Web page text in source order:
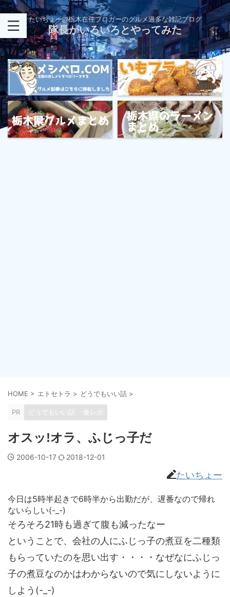
たいちょー@栃木在住ブロガーのグルメ過多な雑記ブログ
隊長がいろいろとやってみた
HOME > エトセトラ > どうでもいい話 >
PR どうでもいい話 食レポ
オスッ!オラ、ふじっ子だ
2006-10-17 2018-12-01
たいちょー
今日は5時半起きで6時半から出勤だが、遅番なので帰れ
ないらしい(-_-)
そろそろ21時も過ぎて腹も減ったなー
ということで、会社の人にふじっ子の煮豆を二種類
もらっていたのを思い出す・・・・なぜなにふじっ
子の煮豆なのかはわからないので気にしないように
しよう(-_-)